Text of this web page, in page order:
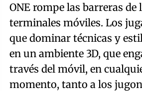
ONE rompe las barreras de
terminales móviles. Los
que dominar técnicas y
en un ambiente 3D, que
través del móvil, en
momento, tanto a los